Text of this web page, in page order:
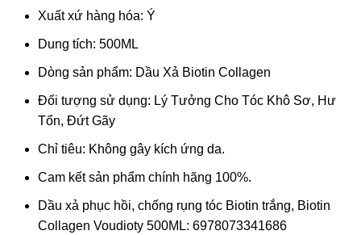
Xuất xứ hàng hóa: Ý
Dung tích: 500ML
Dòng sản phẩm: Dầu Xả Biotin Collagen
Đối tượng sử dụng: Lý Tưởng Cho Tóc Khô Sơ, Hư
Tổn, Đứt Gãy
Chỉ tiêu: Không gây kích ứng da.
Cam kết sản phẩm chính hãng 100%.
Dầu xả phục hồi, chống rụng tóc Biotin trắng, Biotin
Collagen Voudioty 500ML: 6978073341686